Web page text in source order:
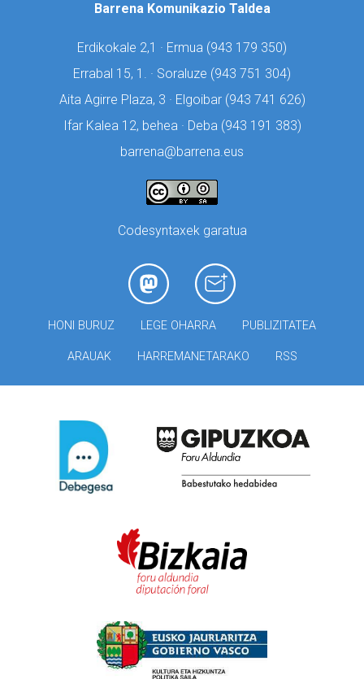
Barrena Komunikazio Taldea
Erdikokale 2,1 · Ermua (943 179 350)
Errabal 15, 1. · Soraluze (943 751 304)
Aita Agirre Plaza, 3 · Elgoibar (943 741 626)
Ifar Kalea 12, behea · Deba (943 191 383)
barrena@barrena.eus
Codesyntaxek garatua
HONI BURUZ LEGE OHARRA PUBLIZITATEA
ARAUAK HARREMANETARAKO RSS